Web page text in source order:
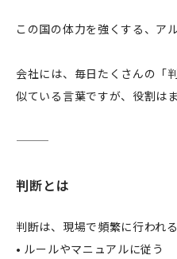
この国の体力を強くする、ア
会社には、毎日たくさんの「
似ている言葉ですが、役割は
判断とは
判断は、現場で頻繁に行われる
• ルールやマニュアルに従う